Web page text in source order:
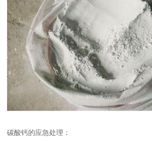
碳酸钙的应急处理：